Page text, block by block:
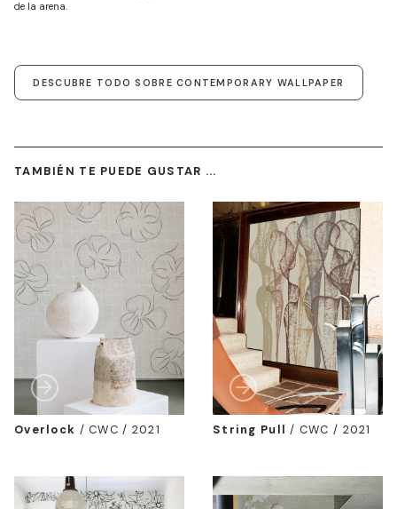
de la arena.
DESCUBRE TODO SOBRE CONTEMPORARY WALLPAPER
TAMBIÉN TE PUEDE GUSTAR ...
Overlock /CWC / 2021 String Pull / CWC / 2021